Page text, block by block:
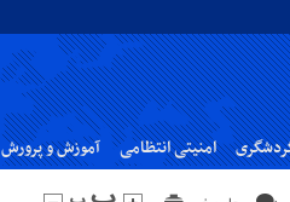
امنیتی انتظامی آموزش و پرورش